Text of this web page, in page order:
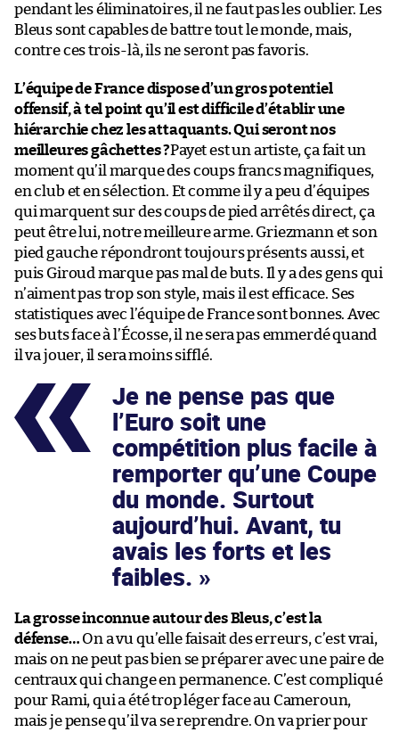
pendant les éliminatoires, il ne faut pas les oublier. Les
Bleus sont capables de battre tout le monde, mais,
contre ces trois-là, ils ne seront pas favoris.
L’équipe de France dispose d’un gros potentiel
offensif, à tel point qu’il est difficile d’établir une
hiérarchie chez les attaquants. Qui seront nos
meilleures gâchettes ?Payet est un artiste, ça fait un
moment qu’il marque des coups francs magnifiques,
en club et en sélection. Et comme il y a peu d’équipes
qui marquent sur des coups de pied arrêtés direct, ça
peut être lui, notre meilleure arme. Griezmann et son
pied gauche répondront toujours présents aussi, et
puis Giroud marque pas mal de buts. Il y a des gens qui
n’aiment pas trop son style, mais il est efficace. Ses
statistiques avec l’équipe de France sont bonnes. Avec
ses buts face à l’Écosse, il ne sera pas emmerdé quand
il va jouer, il sera moins sifflé.
Je ne pense pas que
l’Euro soit une
compétition plus facile à
remporter qu’une Coupe
du monde. Surtout
aujourd’hui. Avant, tu
avais les forts et les
faibles.
La grosse inconnue autour des Bleus, c’est la
défense… On a vu qu’elle faisait des erreurs, c’est vrai,
mais on ne peut pas bien se préparer avec une paire de
centraux qui change en permanence. C’est compliqué
pour Rami, qui a été trop léger face au Cameroun,
mais je pense qu’il va se reprendre. On va prier pour